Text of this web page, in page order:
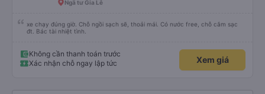
Ngã tư Gia Lễ
xe chạy đúng giờ. Chỗ ngồi sạch sẽ, thoải mái. Có nước free, chỗ cắm sạc
đt. Bác tài nhiệt tình.
Không cần thanh toán trước
Xác nhận chỗ ngay lập tức
Xem giá